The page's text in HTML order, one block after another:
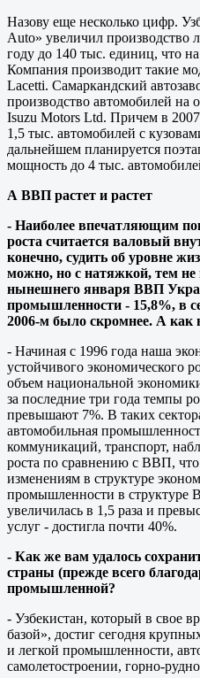
Назову еще несколько цифр.
Auto» увеличил производство
году до 140 тыс. единиц, что
Компания производит такие
Lacetti. Самаркандский
производство автомобилей на
Isuzu Motors Ltd. Причем в 2007
1,5 тыс. автомобилей с
дальнейшем планируется
мощность до 4 тыс.
А ВВП растет и растет
- Наиболее впечатляющим
роста считается валовый
конечно, судить об уровне
можно, но с натяжкой, тем не
нынешнего января ВВП
промышленности - 15,8%, в
2006-м было скромнее. А как
- Начиная с 1996 года наша
устойчивого экономического
объем национальной
за последние три года темпы
превышают 7%. В таких
автомобильная
коммуникаций, транспорт,
роста по сравнению с ВВП,
изменениям в структуре
промышленности в структуре
увеличилась в 1,5 раза и
услуг - достигла почти 40%.
- Как же вам удалось
страны (прежде всего
промышленной?
- Узбекистан, который в свое
базой», достиг сегодня
и легкой промышленности,
самолетостроении, горно-